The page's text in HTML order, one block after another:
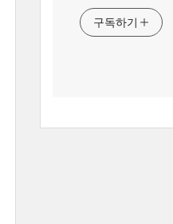
구독하기